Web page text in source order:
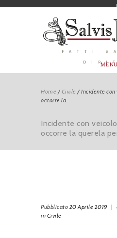
FATTI
MENU
Home /Civile /Incidente con
occorre la...
Incidente con
occorre la querela
Pubblicato 20 Aprile 2019 |
in Civile